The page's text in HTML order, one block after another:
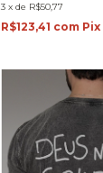
3 xde R$50,77
R$123,41 com Pix